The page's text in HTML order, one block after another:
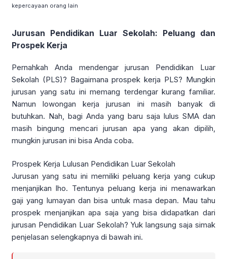
kepercayaan orang lain
Jurusan Pendidikan Luar Sekolah: Peluang dan
Prospek Kerja
Pernahkah Anda mendengar jurusan Pendidikan Luar
Sekolah (PLS)? Bagaimana prospek kerja PLS? Mungkin
jurusan yang satu ini memang terdengar kurang familiar.
Namun lowongan kerja jurusan ini masih banyak di
butuhkan. Nah, bagi Anda yang baru saja lulus SMA dan
masih bingung mencari jurusan apa yang akan dipilih,
mungkin jurusan ini bisa Anda coba.
Prospek Kerja Lulusan Pendidikan Luar Sekolah
Jurusan yang satu ini memiliki peluang kerja yang cukup
menjanjikan lho. Tentunya peluang kerja ini menawarkan
gaji yang lumayan dan bisa untuk masa depan. Mau tahu
prospek menjanjikan apa saja yang bisa didapatkan dari
jurusan Pendidikan Luar Sekolah? Yuk langsung saja simak
penjelasan selengkapnya di bawah ini.